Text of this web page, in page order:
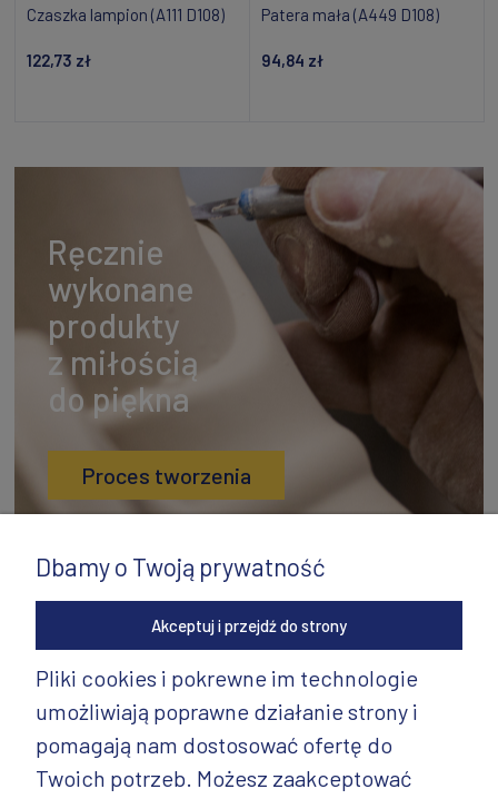
Czaszka lampion (A111 D108)
122,73 zł
Patera mała (A449 D108)
94,84 zł
Ręcznie
wykonane
produkty
z miłością
do piękna
Proces tworzenia
INFORMACJE
Dbamy o Twoją prywatność
Akceptuj i przejdź do strony
Pliki cookies i pokrewne im technologie
umożliwiają poprawne działanie strony i
pomagają nam dostosować ofertę do
Twoich potrzeb. Możesz zaakceptować